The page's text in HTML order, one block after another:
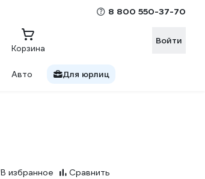
8 800 550-37-70
Корзина
Войти
Авто Для юрлиц
В избранное Сравнить